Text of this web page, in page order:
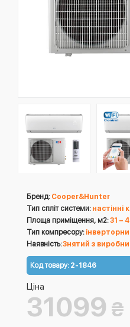
Бренд: Cooper&Hunter
Тип спліт системи: настінні
Площа приміщення, м2:31 –
Тип компресору:
Наявність:Знятий з
Код товару: 2-1846
Ціна
31099 ₴